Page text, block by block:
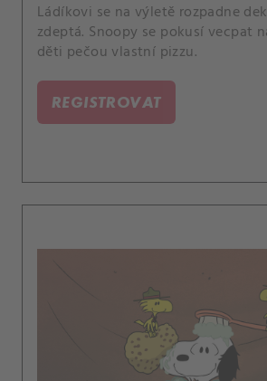
Ládíkovi se na výletě rozpadne
zdeptá. Snoopy se pokusí vecpat
děti pečou vlastní pizzu.
REGISTROVAT